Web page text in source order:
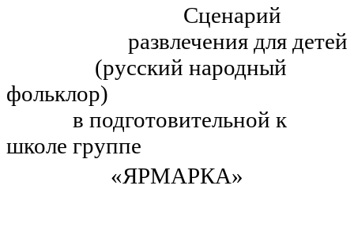
Сценарий
развлечения для детей
(русский народный
фольклор)
в подготовительной к
школе группе
«ЯРМАРКА»